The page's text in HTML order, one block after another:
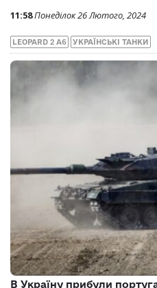
11:58Понеділок 26 Лютого, 2024
LEOPARD 2 A6 УКРАЇНСЬКІ ТАНКИ
В Україну прибули